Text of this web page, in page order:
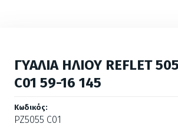
ΓΥΑΛΙΑ ΗΛΙΟΥ REFLET
C01 59-16 145
Κωδικός:
PZ5055 C01